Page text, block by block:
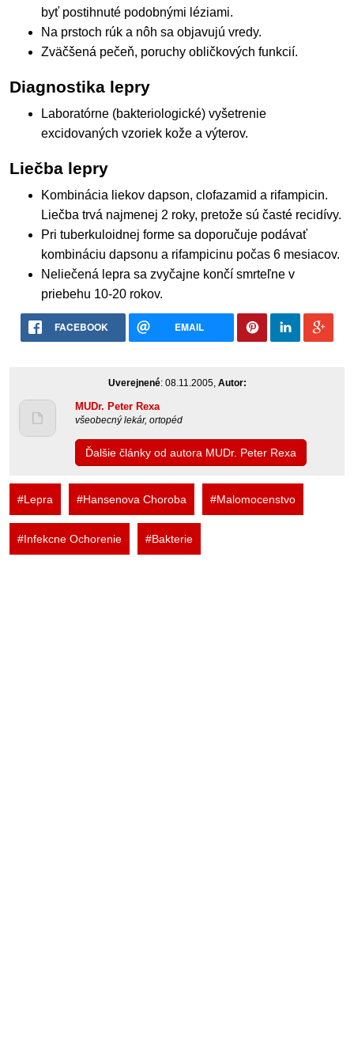
byť postihnuté podobnými léziami.
Na prstoch rúk a nôh sa objavujú vredy.
Zväčšená pečeň, poruchy obličkových funkcií.
Diagnostika lepry
Laboratórne (bakteriologické) vyšetrenie
excidovaných vzoriek kože a výterov.
Liečba lepry
Kombinácia liekov dapson, clofazamid a rifampicin.
Liečba trvá najmenej 2 roky, pretože sú časté recidívy.
Pri tuberkuloidnej forme sa doporučuje podávať
kombináciu dapsonu a rifampicinu počas 6 mesiacov.
Neliečená lepra sa zvyčajne končí smrteľne v
priebehu 10-20 rokov.
FACEBOOK EMAIL
Uverejnené: 08.11.2005, Autor:
MUDr. Peter Rexa
všeobecný lekár, ortopéd
Ďalšie články od autora MUDr. Peter Rexa
#Lepra #Hansenova Choroba #Malomocenstvo
#Infekcne Ochorenie #Bakterie